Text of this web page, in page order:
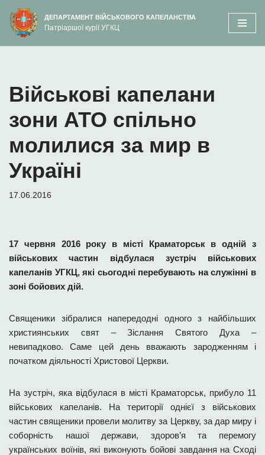
вмісту
Перейти
до
ДЕПАРТАМЕНТ ВІЙСЬКОВОГО КАПЕЛАНСТВА
Патріаршої курії УГКЦ
Військові капелани
зони АТО спільно
молилися за мир в
Україні
17.06.2016
17 червня 2016 року в місті Краматорськ в одній з
військових частин відбулася зустріч військових
капеланів УГКЦ, які сьогодні перебувають на служінні в
зоні бойових дій.
Священики зібралися напередодні одного з найбільших
християнських свят – Зіслання Святого Духа –
невипадково. Саме цей день вважають зародженням і
початком діяльності Христової Церкви.
На зустріч, яка відбулася в місті Краматорськ, прибуло 11
військових капеланів. На території однієї з військових
частин священики провели молитву за Церкву, за дар миру і
соборність нашої держави, здоров’я та перемогу
українських воїнів, які виконують бойові завдання на Сході